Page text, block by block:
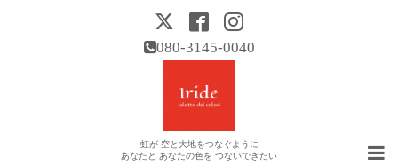
080-3145-0040
虹が 空と大地をつなぐように
あなたと あなたの色を つないできたい